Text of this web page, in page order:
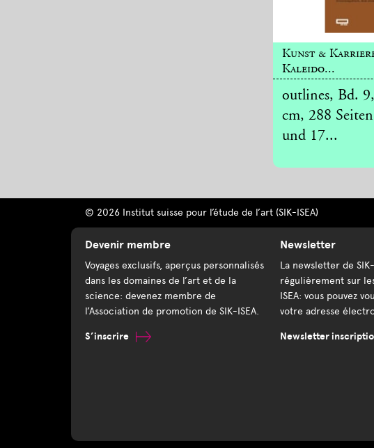
Kunst &
Kaleido...
outlines, Bd.
cm, 288
und 17...
© 2026 Institut suisse pour l’étude de l’art (SIK-ISEA)
Devenir membre
Voyages exclusifs, aperçus personnalisés
dans les domaines de l’art et de la
science: devenez membre de
l’Association de promotion de SIK-ISEA.
S’inscrire
Newsletter
La newsletter de
régulièrement sur
ISEA: vous pouvez
votre adresse
Newsletter